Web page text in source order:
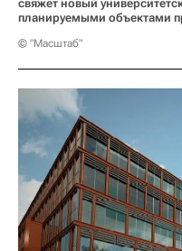
свяжет новый
планируемыми объектами
© "Масштаб"